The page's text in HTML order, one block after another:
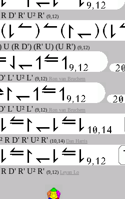
R D' R' U² R' (9,12)
U (R D') (R' U) (U R') (9,12)
L' U² L' (9,12) Ron van Bruchem
L' U² L' (9,12) Ron van Bruchem
R D' R' U² R' (10,14) Dan Harris
R D' R' U² R' (9,12) Leyan Lo